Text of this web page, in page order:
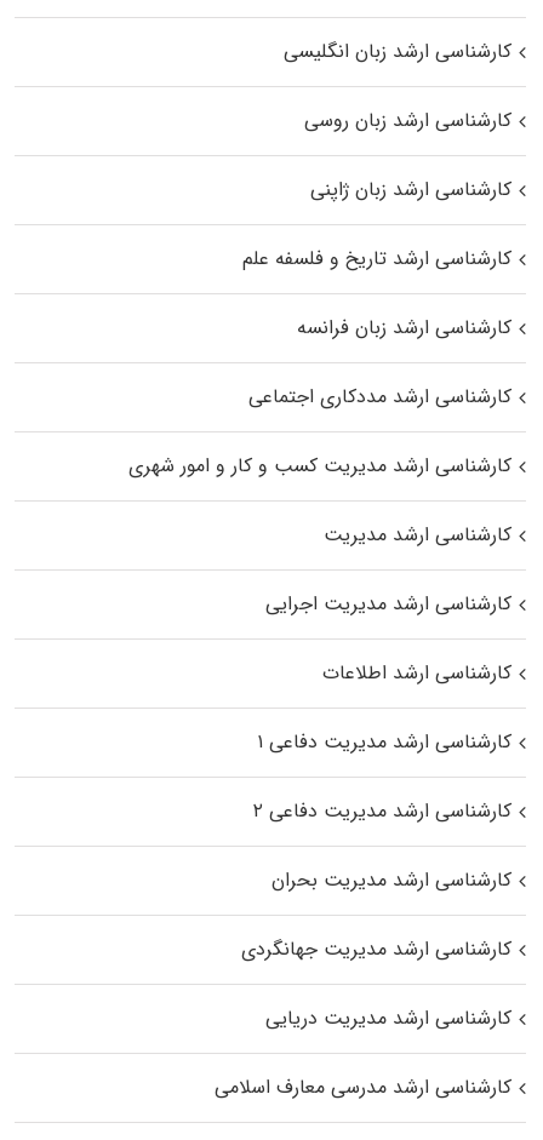
کارشناسی ارشد زبان انگلیسی
کارشناسی ارشد زبان روسی
کارشناسی ارشد زبان ژاپنی
کارشناسی ارشد تاریخ و فلسفه علم
کارشناسی ارشد زبان فرانسه
کارشناسی ارشد مددکاری اجتماعی
کارشناسی ارشد مدیریت کسب و کار و امور شهری
کارشناسی ارشد مدیریت
کارشناسی ارشد مدیریت اجرایی
کارشناسی ارشد اطلاعات
کارشناسی ارشد مدیریت دفاعی ۱
کارشناسی ارشد مدیریت دفاعی ۲
کارشناسی ارشد مدیریت بحران
کارشناسی ارشد مدیریت جهانگردی
کارشناسی ارشد مدیریت دریایی
کارشناسی ارشد مدرسی معارف اسلامی